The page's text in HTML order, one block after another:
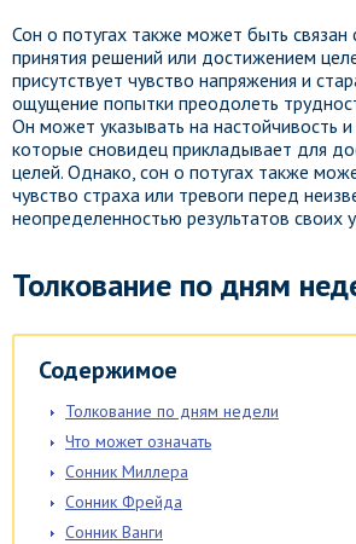
Сон о потугах также может быть связан
принятия решений или достижением
присутствует чувство напряжения и
ощущение попытки преодолеть
Он может указывать на настойчивость
которые сновидец прикладывает для
целей. Однако, сон о потугах также
чувство страха или тревоги перед
неопределенностью результатов своих
Толкование по дням
Содержимое
Толкование по дням недели
Что может означать
Сонник Миллера
Сонник Фрейда
Сонник Ванги